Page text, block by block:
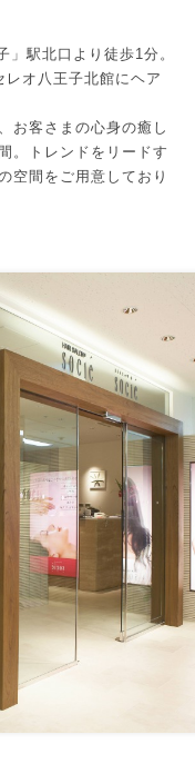
駅北口より徒歩1分。
オ八王子北館にヘア
お客さまの心身の癒し
。トレンドをリードす
空間をご用意しており